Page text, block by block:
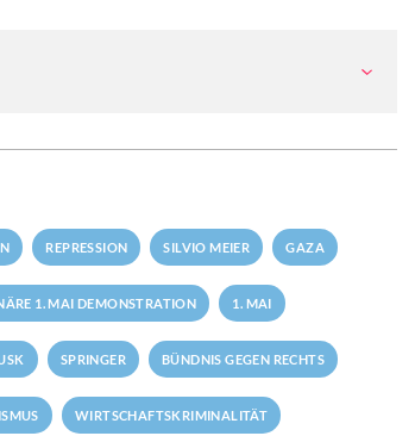
REPRESSION SILVIO MEIER GAZA
1. MAI DEMONSTRATION 1. MAI
SPRINGER BÜNDNIS GEGEN RECHTS
WIRTSCHAFTSKRIMINALITÄT